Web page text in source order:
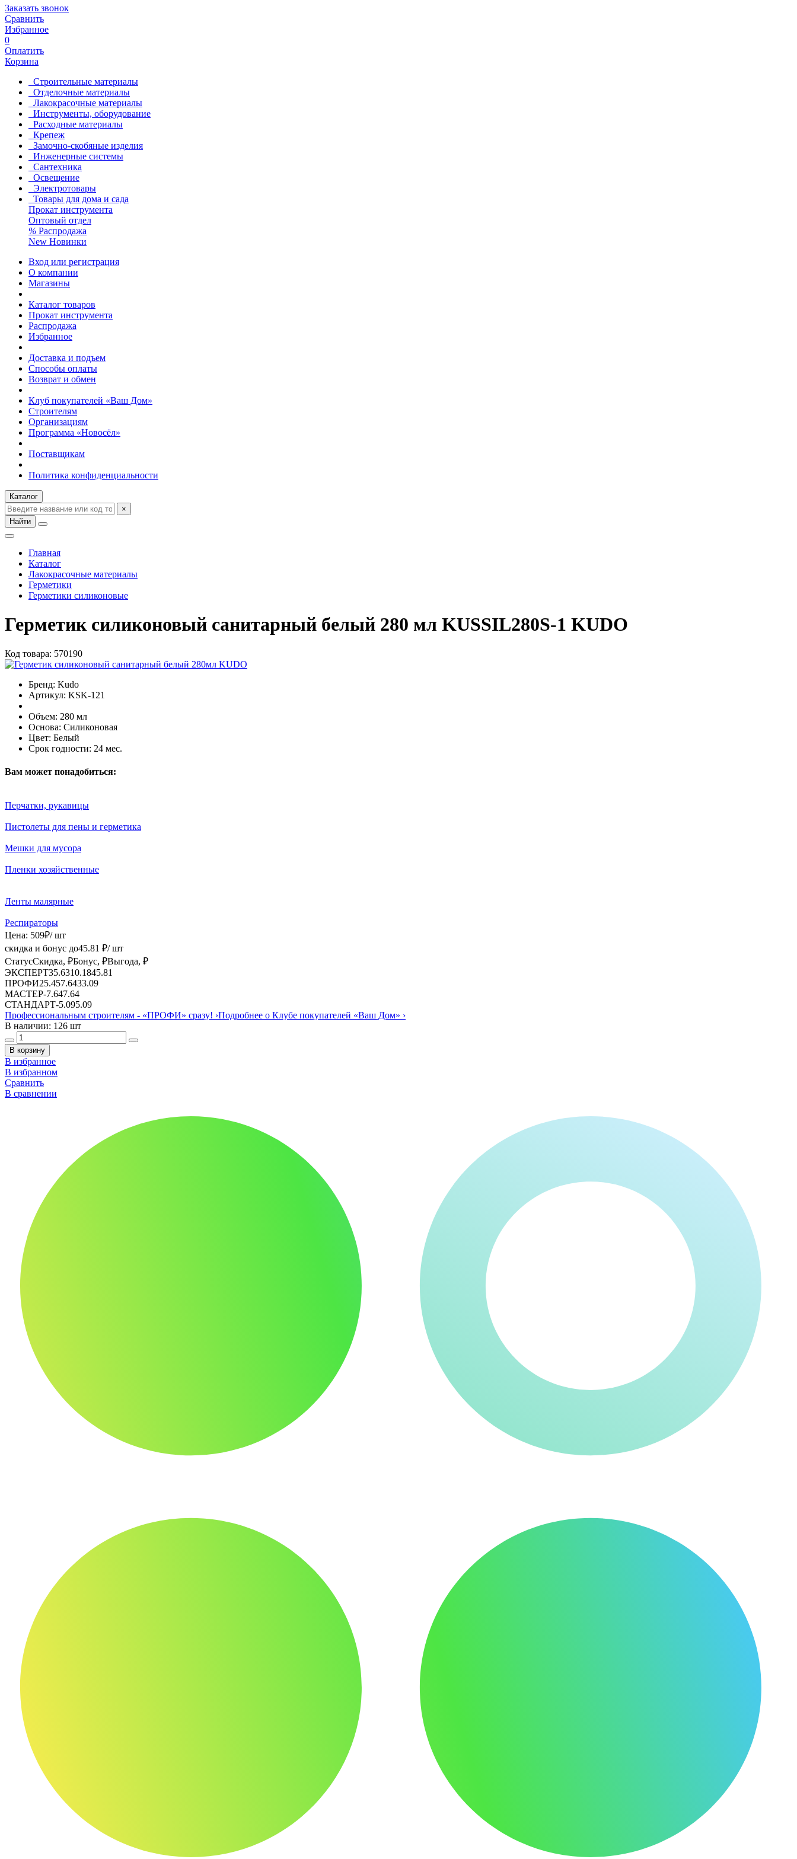
Заказать звонок
Сравнить
Избранное
0
Оплатить
Корзина
Строительные материалы
Отделочные материалы
Лакокрасочные материалы
Инструменты, оборудование
Расходные материалы
Крепеж
Замочно-скобяные изделия
Инженерные системы
Сантехника
Освещение
Электротовары
Товары для дома и сада
Прокат инструмента
Оптовый отдел
% Распродажа
New Новинки
Вход или регистрация
О компании
Магазины
Каталог товаров
Прокат инструмента
Распродажа
Избранное
Доставка и подъем
Способы оплаты
Возврат и обмен
Клуб покупателей «Ваш Дом»
Строителям
Организациям
Программа «Новосёл»
Поставщикам
Политика конфиденциальности
Каталог
×
Найти
Главная
Каталог
Лакокрасочные материалы
Герметики
Герметики силиконовые
Герметик силиконовый санитарный белый 280 мл KUSSIL280S-1 KUDO
Код товара: 570190
Бренд: Kudo
Артикул: KSK-121
Объем: 280 мл
Основа: Силиконовая
Цвет: Белый
Срок годности: 24 мес.
Вам может понадобиться:
Перчатки, рукавицы
Пистолеты для пены и герметика
Мешки для мусора
Пленки хозяйственные
Ленты малярные
Респираторы
Цена: 509₽/ шт
скидка и бонус до45.81 ₽/ шт
СтатусСкидка, ₽Бонус, ₽Выгода, ₽
ЭКСПЕРТ35.6310.1845.81
ПРОФИ25.457.6433.09
МАСТЕР-7.647.64
СТАНДАРТ-5.095.09
Профессиональным строителям - «ПРОФИ» сразу! ›Подробнее о Клубе покупателей «Ваш Дом» ›
В наличии: 126 шт
В корзину
В избранное
В избранном
Сравнить
В сравнении